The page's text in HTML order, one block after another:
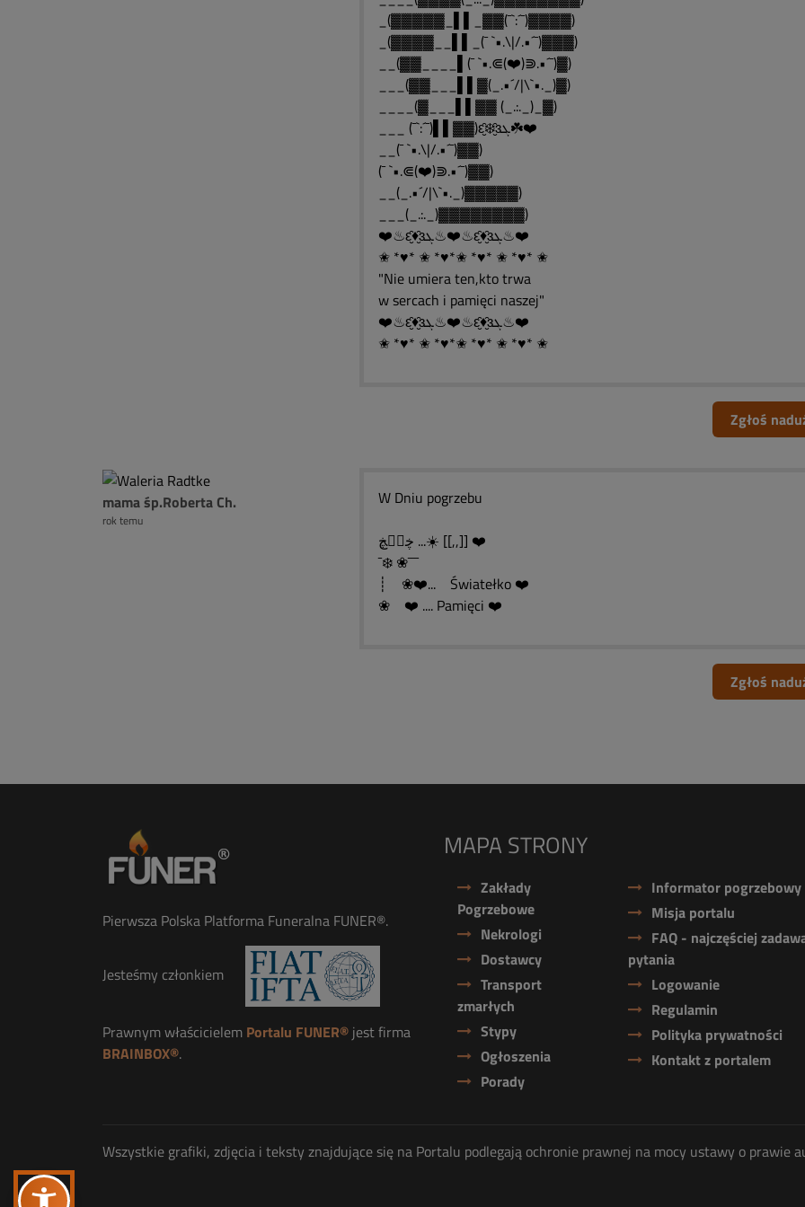
_(▓▓▓▓▓_▌▌_▓▓(¯`:´¯)▓▓▓▓)
_(▓▓▓▓__▌▌_(¯ `•.\|/.•´¯)▓▓▓)
__(▓▓____▌(¯ `•.⋐(❤️)⋑.•´¯)▓)
___(▓▓___▌▌▓(_.•´/|\`•._)▓)
____(▓___▌▌▓▓ (_.:._)_▓)
___ (¯`:´¯)▌▌▓▓)ԑ̮̑❄️̮̑ɜܓ☘️❤️
__(¯ `•.\|/.•´¯)▓▓)
(¯ `•.⋐(❤️)⋑.•´¯)▓▓)
__(_.•´/|\`•._)▓▓▓▓▓)
___(_.:._)▓▓▓▓▓▓▓▓)
❤️♨ԑ̮̑♦̮̑ɜܓ♨❤️♨ԑ̮̑♦̮̑ɜܓ♨❤️
✬ *♥* ✬ *♥*✬ *♥* ✬ *♥* ✬
"Nie umiera ten,kto trwa
w sercach i pamięci naszej"
❤️♨ԑ̮̑♦̮̑ɜܓ♨❤️♨ԑ̮̑♦̮̑ɜܓ♨❤️
✬ *♥* ✬ *♥*✬ *♥* ✬ *♥* ✬
Zgłoś
mama śp.Roberta Ch.
rok temu
W Dniu pogrzebu
ڿڰۣڿ ...☀️ [[,,]] ❤️
¯❄️ ❀¯¯¯
┊ ❀❤️... Światełko ❤️
❀ ❤️ .... Pamięci ❤️
Zgłoś
Pierwsza Polska Platforma Funeralna FUNER®.
Jesteśmy członkiem
Prawnym właścicielem Portalu FUNER® jest firma
BRAINBOX®.
MAPA STRONY
Zakłady
Pogrzebowe
Nekrologi
Dostawcy
Transport
zmarłych
Stypy
Ogłoszenia
Porady
Informator pogrzebowy
Misja portalu
FAQ - najczęściej
pytania
Logowanie
Regulamin
Polityka prywatności
Kontakt z portalem
Wszystkie grafiki, zdjęcia i teksty znajdujące się na Portalu podlegają ochronie prawnej na mocy ustawy o prawie